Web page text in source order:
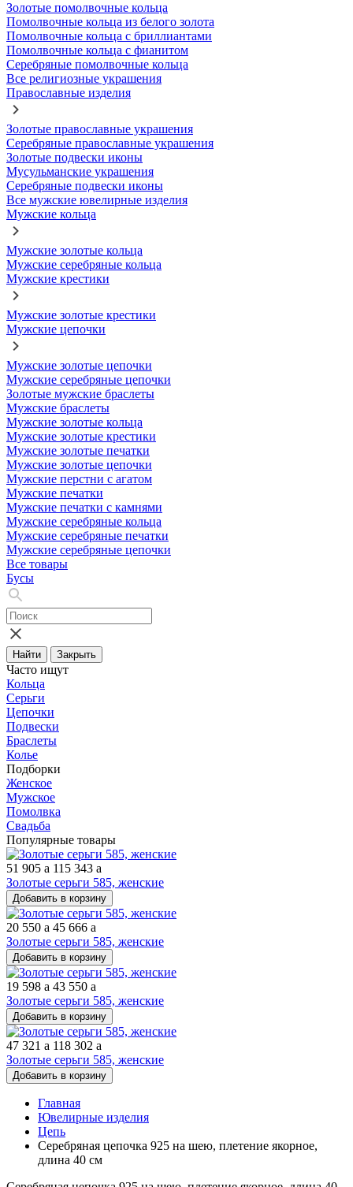
Золотые помолвочные кольца
Помолвочные кольца из белого золота
Помолвочные кольца с бриллиантами
Помолвочные кольца с фианитом
Серебряные помолвочные кольца
Все религиозные украшения
Православные изделия
Золотые православные украшения
Серебряные православные украшения
Золотые подвески иконы
Мусульманские украшения
Серебряные подвески иконы
Все мужские ювелирные изделия
Мужские кольца
Мужские золотые кольца
Мужские серебряные кольца
Мужские крестики
Мужские золотые крестики
Мужские цепочки
Мужские золотые цепочки
Мужские серебряные цепочки
Золотые мужские браслеты
Мужские браслеты
Мужские золотые кольца
Мужские золотые крестики
Мужские золотые печатки
Мужские золотые цепочки
Мужские перстни с агатом
Мужские печатки
Мужские печатки с камнями
Мужские серебряные кольца
Мужские серебряные печатки
Мужские серебряные цепочки
Все товары
Бусы
Найти Закрыть
Часто ищут
Кольца
Серьги
Цепочки
Подвески
Браслеты
Колье
Подборки
Женское
Мужское
Помолвка
Свадьба
Популярные товары
51 905 a 115 343 a
Золотые серьги 585, женские
Добавить в корзину
20 550 a 45 666 a
Золотые серьги 585, женские
Добавить в корзину
19 598 a 43 550 a
Золотые серьги 585, женские
Добавить в корзину
47 321 a 118 302 a
Золотые серьги 585, женские
Добавить в корзину
Главная
Ювелирные изделия
Цепь
Серебряная цепочка 925 на шею, плетение якорное,
длина 40 см